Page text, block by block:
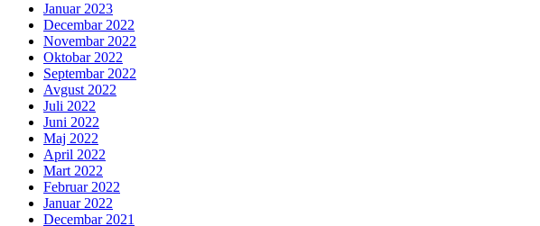
Januar 2023
Decembar 2022
Novembar 2022
Oktobar 2022
Septembar 2022
Avgust 2022
Juli 2022
Juni 2022
Maj 2022
April 2022
Mart 2022
Februar 2022
Januar 2022
Decembar 2021